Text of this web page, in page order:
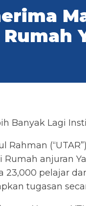
Banyak Lagi
Rahman
anjuran
pelajar
tugasan